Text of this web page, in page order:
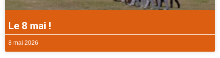
Le 8 mai !
8 mai 2026